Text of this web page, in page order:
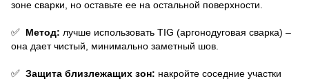
зоне сварки, но оставьте ее на остальной поверхности.
✅ Метод: лучше использовать TIG (аргонодуговая сварка) –
она дает чистый, минимально заметный шов.
✅ Защита близлежащих зон: накройте соседние участки